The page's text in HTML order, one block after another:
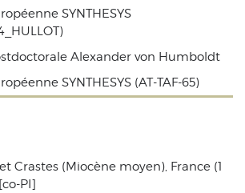
SYNTHESYS
Alexander von Humboldt
SYNTHESYS (AT-TAF-65)
Crastes (Miocène moyen), France (1
PI]